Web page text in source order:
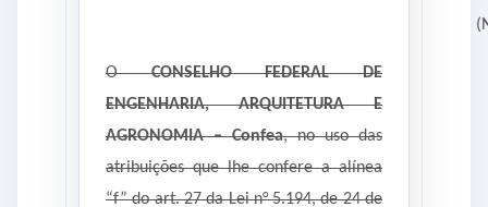
OCONSELHO FEDERAL DE
ENGENHARIA, ARQUITETURA E
AGRONOMIA – Confea, no uso das
atribuições que lhe confere a alínea
“f” do art. 27 da Lei n° 5.194, de 24 de